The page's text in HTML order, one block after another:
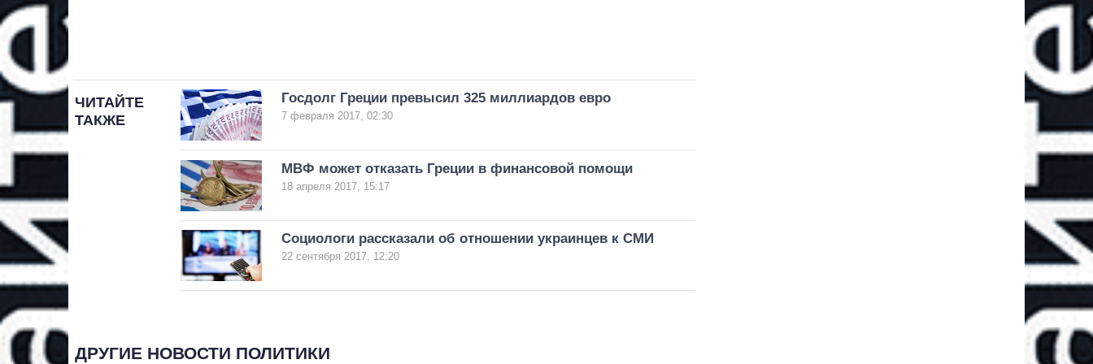
ЧИТАЙТЕ
ТАКЖЕ
Госдолг Греции превысил 325 миллиардов евро
7 февраля 2017, 02:30
МВФ может отказать Греции в финансовой помощи
18 апреля 2017, 15:17
Социологи рассказали об отношении украинцев к СМИ
22 сентября 2017, 12:20
ДРУГИЕ НОВОСТИ ПОЛИТИКИ